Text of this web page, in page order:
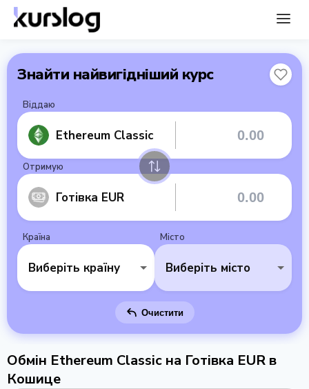
Знайти найвигідніший курс
Віддаю
Ethereum Classic
Отримую
Готівка EUR
Країна
Виберіть країну
Місто
Виберіть місто
Очистити
Обмін Ethereum Classic на Готівка EUR в
Кошице